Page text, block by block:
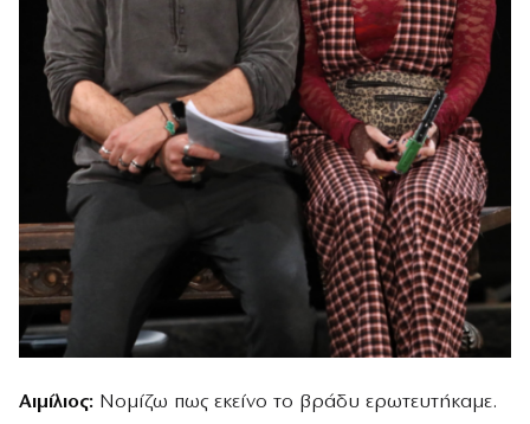
Αιμίλιος: Νομίζω πως εκείνο το βράδυ ερωτευτήκαμε.